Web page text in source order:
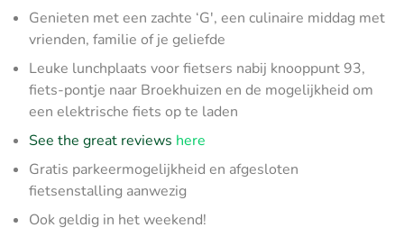
Genieten met een zachte ‘G', een culinaire middag met
vrienden, familie of je geliefde
Leuke lunchplaats voor fietsers nabij knooppunt 93,
fiets-pontje naar Broekhuizen en de mogelijkheid om
een elektrische fiets op te laden
See the great reviews here
Gratis parkeermogelijkheid en afgesloten
fietsenstalling aanwezig
Ook geldig in het weekend!